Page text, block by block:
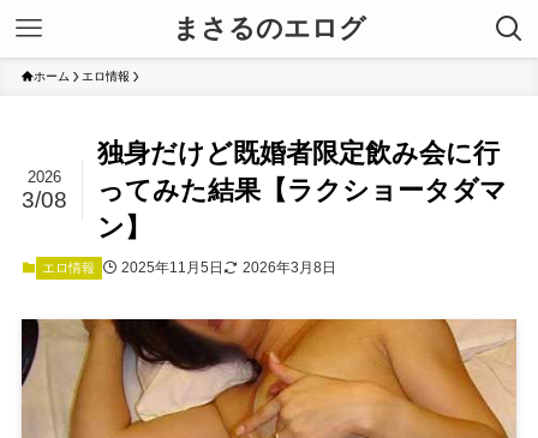
まさるのエログ
ホーム エロ情報
独身だけど既婚者限定飲み会に行
ってみた結果【ラクショータダマ
ン】
2026
3/08
エロ情報 2025年11月5日 2026年3月8日